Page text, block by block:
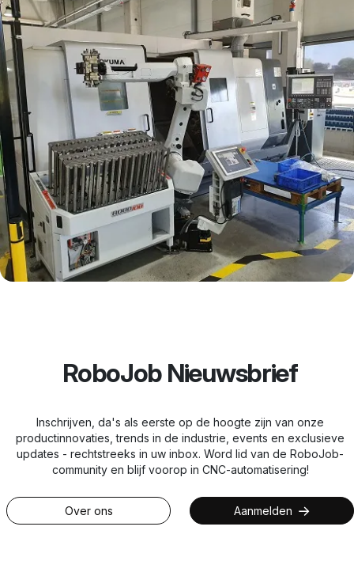
RoboJob Nieuwsbrief
Inschrijven, da's als eerste op de hoogte zijn van onze
productinnovaties, trends in de industrie, events en exclusieve
updates - rechtstreeks in uw inbox. Word lid van de RoboJob-
community en blijf voorop in CNC-automatisering!
Over ons Aanmelden